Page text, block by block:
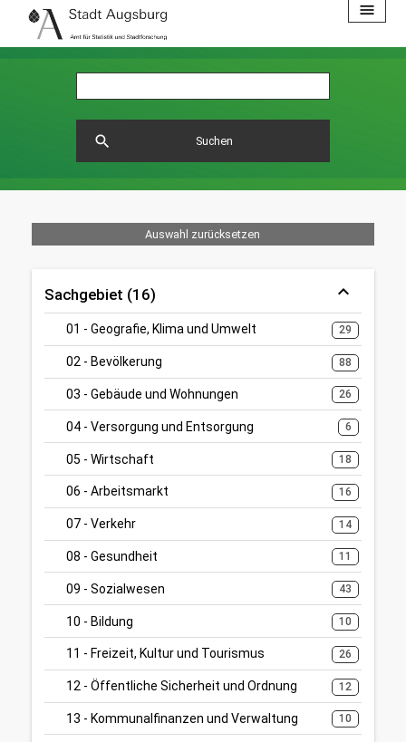
menu
Suchen
search
Auswahl zurücksetzen
Sachgebiet (16)
01 - Geografie, Klima und Umwelt 29
02 - Bevölkerung 88
03 - Gebäude und Wohnungen 26
04 - Versorgung und Entsorgung 6
05 - Wirtschaft 18
06 - Arbeitsmarkt 16
07 - Verkehr 14
08 - Gesundheit 11
09 - Sozialwesen 43
10 - Bildung 10
11 - Freizeit, Kultur und Tourismus 26
12 - Öffentliche Sicherheit und Ordnung 12
13 - Kommunalfinanzen und Verwaltung 10